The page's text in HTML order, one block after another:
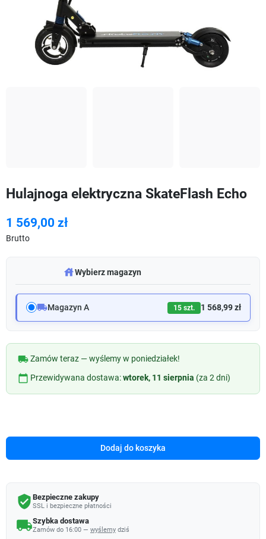
Hulajnoga elektryczna SkateFlash Echo
1 569,00 zł
Brutto
warehouseWybierz magazyn
local_shippingMagazyn A 15 szt. 1 568,99 zł
local_shippingZamów teraz — wyślemy w poniedziałek!
calendar_today Przewidywana dostawa:wtorek, 11 sierpnia (za 2 dni)
Dodaj do koszyka
verified_user Bezpieczne zakupy
SSL i bezpieczne płatności
local_shippingSzybka dostawa
Zamów do 16:00 — wyślemy dziś